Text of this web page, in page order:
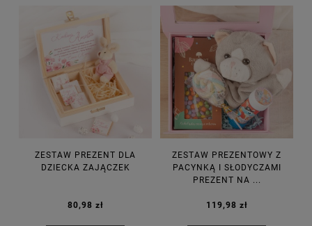
ZESTAW PREZENT DLA
DZIECKA ZAJĄCZEK
80,98 zł
ZESTAW PREZENTOWY Z
PACYNKĄ I SŁODYCZAMI
PREZENT NA ...
119,98 zł